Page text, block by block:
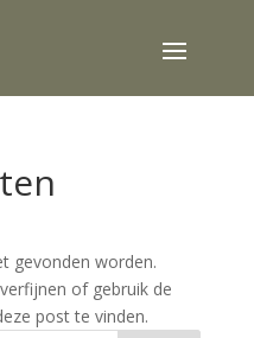
gevonden worden.
of gebruik de
post te vinden.